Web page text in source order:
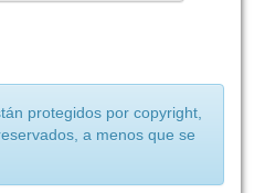
protegidos por copyright,
a menos que se